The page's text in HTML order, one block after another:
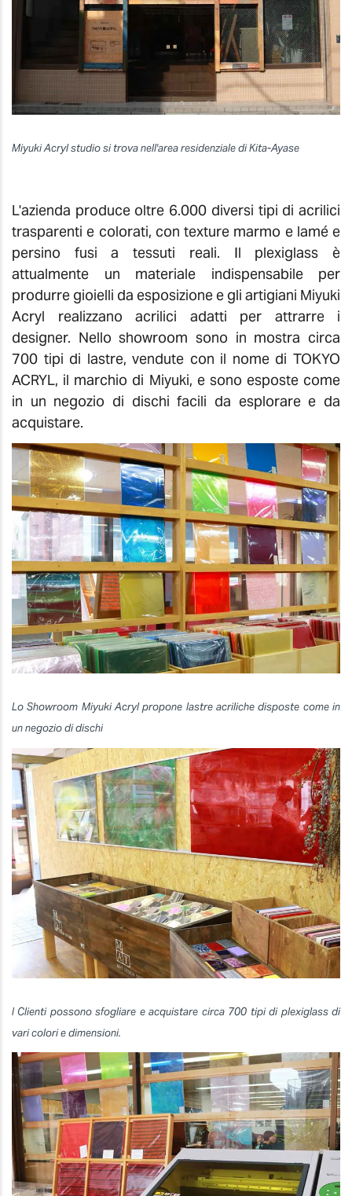
Miyuki Acryl studio si trova nell'area residenziale di Kita-Ayase
L'azienda produce oltre 6.000 diversi tipi di acrilici
trasparenti e colorati, con texture marmo e lamé e
persino fusi a tessuti reali. Il plexiglass è
attualmente un materiale indispensabile per
produrre gioielli da esposizione e gli artigiani Miyuki
Acryl realizzano acrilici adatti per attrarre i
designer. Nello showroom sono in mostra circa
700 tipi di lastre, vendute con il nome di TOKYO
ACRYL, il marchio di Miyuki, e sono esposte come
in un negozio di dischi facili da esplorare e da
acquistare.
Lo Showroom Miyuki Acryl propone lastre acriliche disposte come in
un negozio di dischi
I Clienti possono sfogliare e acquistare circa 700 tipi di plexiglass di
vari colori e dimensioni.